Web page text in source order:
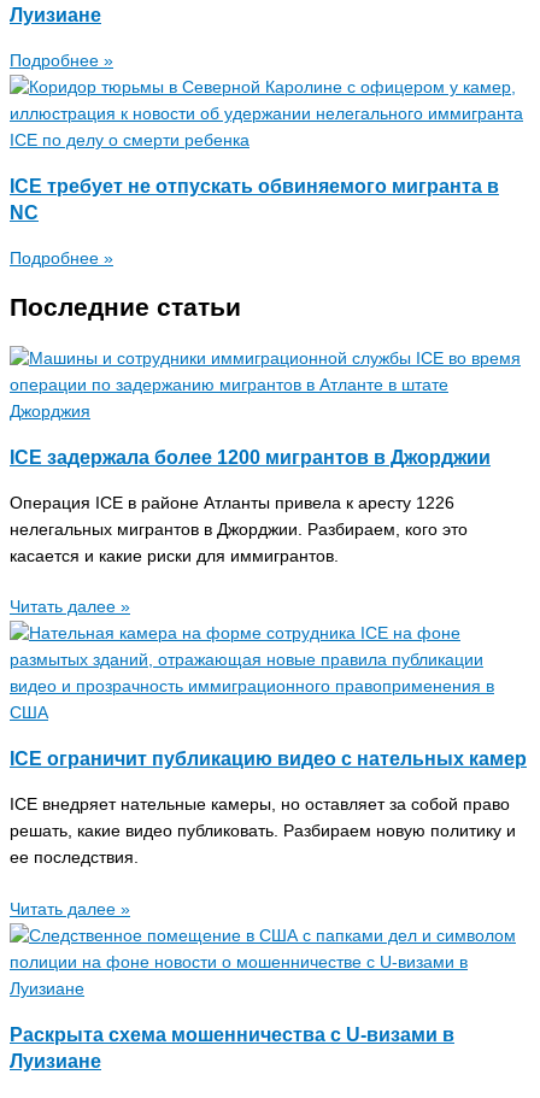
Луизиане
Подробнее »
ICE требует не отпускать обвиняемого мигранта в
NC
Подробнее »
Последние статьи
ICE задержала более 1200 мигрантов в Джорджии
Операция ICE в районе Атланты привела к аресту 1226
нелегальных мигрантов в Джорджии. Разбираем, кого это
касается и какие риски для иммигрантов.
Читать далее »
ICE ограничит публикацию видео с нательных камер
ICE внедряет нательные камеры, но оставляет за собой право
решать, какие видео публиковать. Разбираем новую политику и
ее последствия.
Читать далее »
Раскрыта схема мошенничества с U-визами в
Луизиане